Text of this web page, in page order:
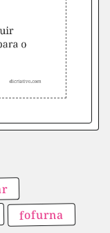
fofurna